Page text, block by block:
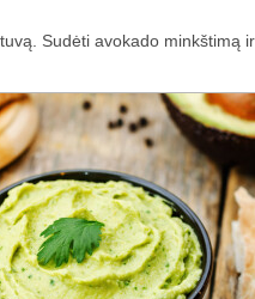
Sudėti avokado minkštimą